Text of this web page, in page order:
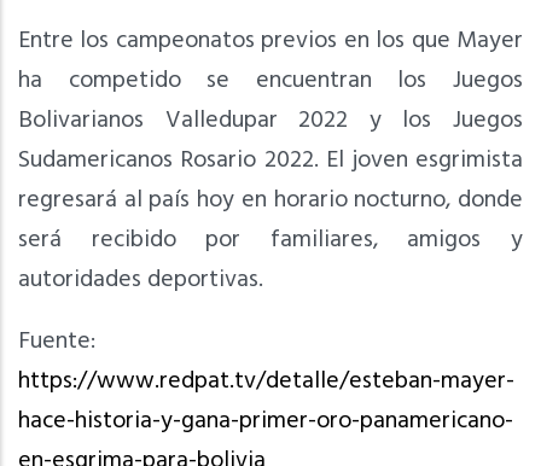
Entre los campeonatos previos en los que Mayer
ha competido se encuentran los Juegos
Bolivarianos Valledupar 2022 y los Juegos
Sudamericanos Rosario 2022. El joven esgrimista
regresará al país hoy en horario nocturno, donde
será recibido por familiares, amigos y
autoridades deportivas.
Fuente:
https://www.redpat.tv/detalle/esteban-mayer-
hace-historia-y-gana-primer-oro-panamericano-